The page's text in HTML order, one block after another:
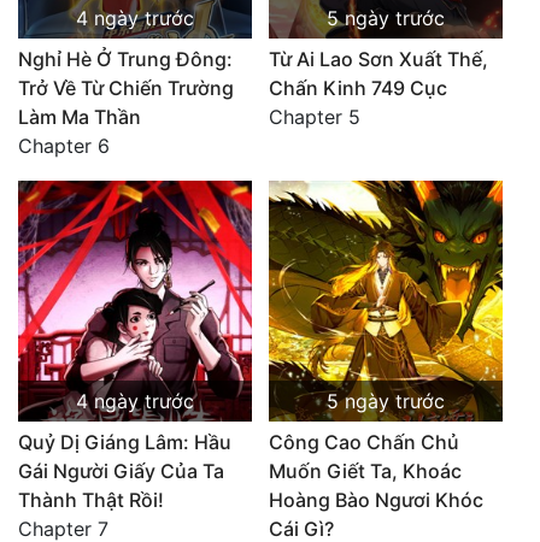
4 ngày trước
Nghỉ Hè Ở Trung Đông:
Trở Về Từ Chiến Trường
Làm Ma Thần
Chapter 6
5 ngày trước
Từ Ai Lao Sơn Xuất Thế,
Chấn Kinh 749 Cục
Chapter 5
4 ngày trước
Quỷ Dị Giáng Lâm: Hầu
Gái Người Giấy Của Ta
Thành Thật Rồi!
Chapter 7
5 ngày trước
Công Cao Chấn Chủ
Muốn Giết Ta, Khoác
Hoàng Bào Ngươi Khóc
Cái Gì?